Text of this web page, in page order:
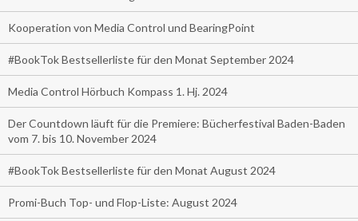
Kooperation von Media Control und BearingPoint
#BookTok Bestsellerliste für den Monat September 2024
Media Control Hörbuch Kompass 1. Hj. 2024
Der Countdown läuft für die Premiere: Bücherfestival Baden-Baden
vom 7. bis 10. November 2024
#BookTok Bestsellerliste für den Monat August 2024
Promi-Buch Top- und Flop-Liste: August 2024